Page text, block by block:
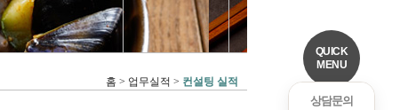
QUICK
MENU
상담문의
홈 > 업무실적 > 컨설팅 실적